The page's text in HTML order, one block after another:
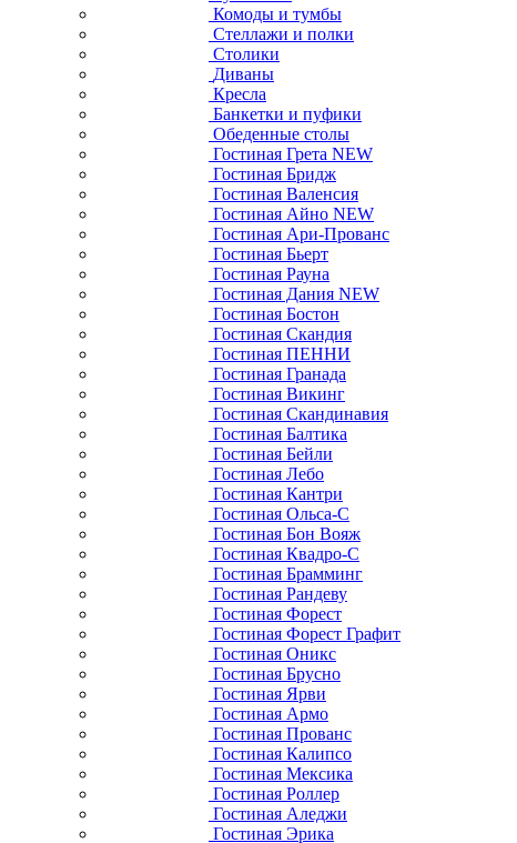
Комоды и тумбы
Стеллажи и полки
Столики
Диваны
Кресла
Банкетки и пуфики
Обеденные столы
Гостиная Грета NEW
Гостиная Бридж
Гостиная Валенсия
Гостиная Айно NEW
Гостиная Ари-Прованс
Гостиная Бьерт
Гостиная Рауна
Гостиная Дания NEW
Гостиная Бостон
Гостиная Скандия
Гостиная ПЕННИ
Гостиная Гранада
Гостиная Викинг
Гостиная Скандинавия
Гостиная Балтика
Гостиная Бейли
Гостиная Лебо
Гостиная Кантри
Гостиная Ольса-С
Гостиная Бон Вояж
Гостиная Квадро-С
Гостиная Брамминг
Гостиная Рандеву
Гостиная Форест
Гостиная Форест Графит
Гостиная Оникс
Гостиная Брусно
Гостиная Ярви
Гостиная Армо
Гостиная Прованс
Гостиная Калипсо
Гостиная Мексика
Гостиная Роллер
Гостиная Аледжи
Гостиная Эрика